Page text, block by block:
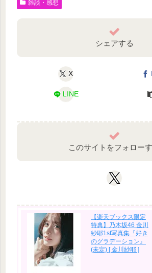
雑談・感想
シェアする
X
LINE
このサイトをフォロー
【楽天ブックス限定
特典】乃木坂46 金川
紗耶1st写真集『好き
のグラデーション』
(未定) [ 金川紗耶 ]